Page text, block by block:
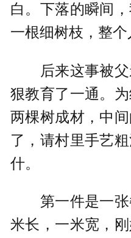
白。下落的瞬间
一根细树枝，整个
后来这事被父
狠教育了一通。
两棵树成材，中
了，请村里手艺
什。
第一件是一张
米长，一米宽，